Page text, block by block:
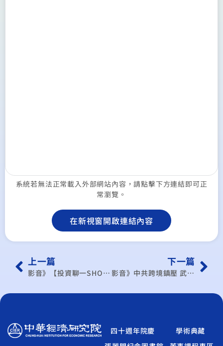
系統若無法正常載入外部網站內容，請點擊下方連結即可正
常瀏覽。
在新視窗開啟連結內容
上一篇
影音》【投資聊一SHOT】iPhone17也用回收稀土? 中國”稀”望的逆襲將落空 ft.#余炳盛 #王國臣
下一篇
影音》中共跨境鎮壓 武統不成就從內部破壞？小心中共騙美簽第四公報？台灣必須抓住冷戰機會 戰略思維轉變 不是賣台.是買美！中共妄圖拿下台灣只是第一步？｜明居正｜王國臣｜新聞大破解
四十週年院慶
學術典藏